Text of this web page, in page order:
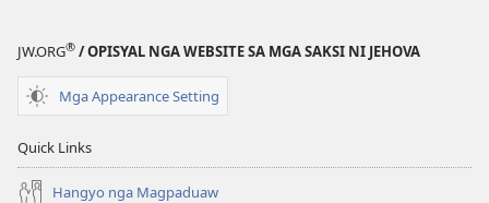
JW.ORG® / OPISYAL NGA WEBSITE SA MGA SAKSI NI JEHOVA
Mga Appearance Setting
Quick Links
Hangyo nga Magpaduaw